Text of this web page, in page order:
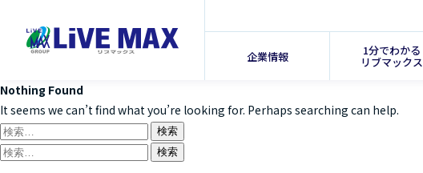
企業情報 1分でわかる
リブマックス
Nothing Found
It seems we can’t find what you’re looking for. Perhaps searching can help.
検
索:
検